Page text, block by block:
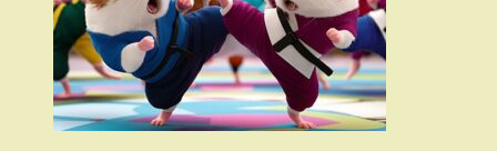
турнира
Elite
League
S2 по Dota
2 с призовыми
в $ 1 млн